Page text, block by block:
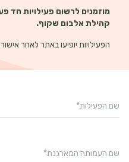
מוזמנים לרשום פעילויות חד
קהילת אלבום שקוף.
הפעילויות יופיעו באתר לאחר
שם הפעילות*
שם העמותה המארגנת*